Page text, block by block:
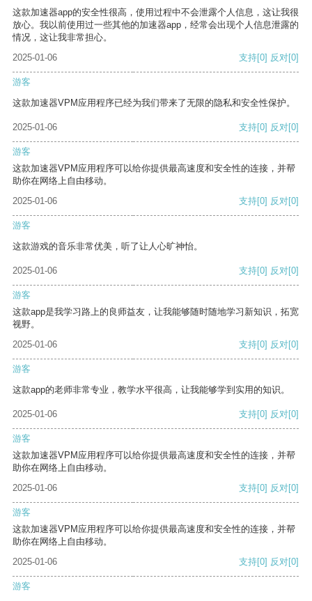
这款加速器app的安全性很高，使用过程中不会泄露个人信息，这让我很
放心。我以前使用过一些其他的加速器app，经常会出现个人信息泄露的
情况，这让我非常担心。
2025-01-06
支持[0] 反对[0]
游客
这款加速器VPM应用程序已经为我们带来了无限的隐私和安全性保护。
2025-01-06 支持[0] 反对[0]
游客
这款加速器VPM应用程序可以给你提供最高速度和安全性的连接，并帮
助你在网络上自由移动。
2025-01-06
支持[0] 反对[0]
游客
这款游戏的音乐非常优美，听了让人心旷神怡。
2025-01-06 支持[0] 反对[0]
游客
这款app是我学习路上的良师益友，让我能够随时随地学习新知识，拓宽
视野。
2025-01-06
支持[0] 反对[0]
游客
这款app的老师非常专业，教学水平很高，让我能够学到实用的知识。
2025-01-06 支持[0] 反对[0]
游客
这款加速器VPM应用程序可以给你提供最高速度和安全性的连接，并帮
助你在网络上自由移动。
2025-01-06
支持[0] 反对[0]
游客
这款加速器VPM应用程序可以给你提供最高速度和安全性的连接，并帮
助你在网络上自由移动。
2025-01-06
支持[0] 反对[0]
游客